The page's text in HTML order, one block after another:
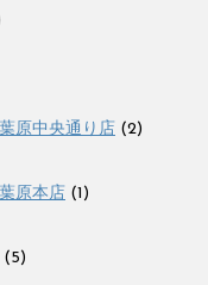
原中央通り店 (2)
原本店 (1)
(5)